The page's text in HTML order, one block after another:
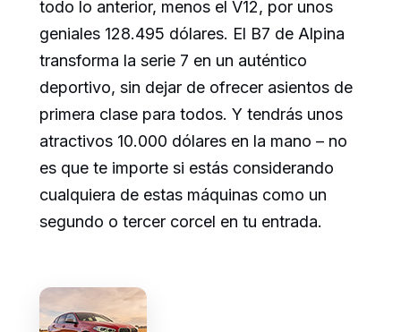
todo lo anterior, menos el V12, por unos
geniales 128.495 dólares. El B7 de Alpina
transforma la serie 7 en un auténtico
deportivo, sin dejar de ofrecer asientos de
primera clase para todos. Y tendrás unos
atractivos 10.000 dólares en la mano – no
es que te importe si estás considerando
cualquiera de estas máquinas como un
segundo o tercer corcel en tu entrada.